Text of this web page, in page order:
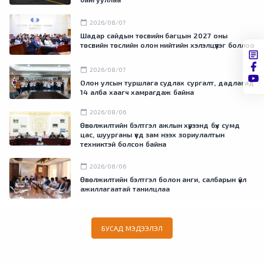
calendar_today 2026/08/07
Шадар сайдын төсвийн багцын 2027 оны
төсвийн төслийн олон нийтийн хэлэлцүүлэг боллоо
calendar_today 2026/08/07
Олон улсын туршлага судлах сургалт, дадлагад
14 алба хаагч хамрагдаж байна
calendar_today 2026/08/06
Өвөлжилтийн бэлтгэл ажлын хүрээнд бүх сумд
цас, шуурганы үед зам нээх зориулалтын
техниктэй болсон байна
calendar_today 2026/08/06
Өвөлжилтийн бэлтгэл болон анги, салбарын үйл
ажиллагаатай танилцлаа
БУСАД МЭДЭЭЛЭЛ